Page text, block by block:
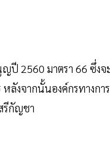
ปี 2560 มาตรา 66 ซึ่ง
งจากนั้นองค์กรทางก
รีกัญชา